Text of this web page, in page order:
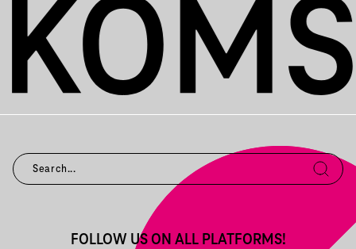
FOLLOW US ON ALL PLATFORMS!